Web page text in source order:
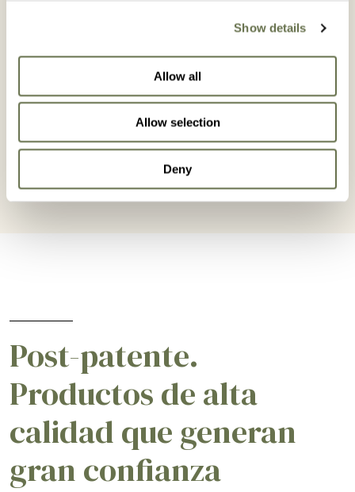
Show details
Allow all
Allow selection
Deny
Post-patente.
Productos de alta
calidad que generan
gran confianza